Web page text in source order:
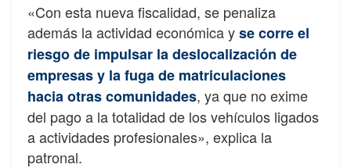
«Con esta nueva fiscalidad, se penaliza
además la actividad económica yse corre el
riesgo de impulsar la deslocalización de
empresas y la fuga de matriculaciones
hacia otras comunidades, ya que no exime
del pago a la totalidad de los vehículos ligados
a actividades profesionales», explica la
patronal.